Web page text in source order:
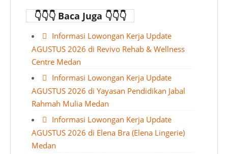
👇👇👇 Baca Juga 👇👇👇
Informasi Lowongan Kerja Update
AGUSTUS 2026 di Revivo Rehab & Wellness
Centre Medan
Informasi Lowongan Kerja Update
AGUSTUS 2026 di Yayasan Pendidikan Jabal
Rahmah Mulia Medan
Informasi Lowongan Kerja Update
AGUSTUS 2026 di Elena Bra (Elena Lingerie)
Medan